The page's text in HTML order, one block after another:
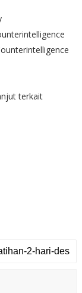
terkait